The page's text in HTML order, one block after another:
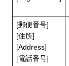
[郵便番号]
[住所]
[Address]
[電話番号]